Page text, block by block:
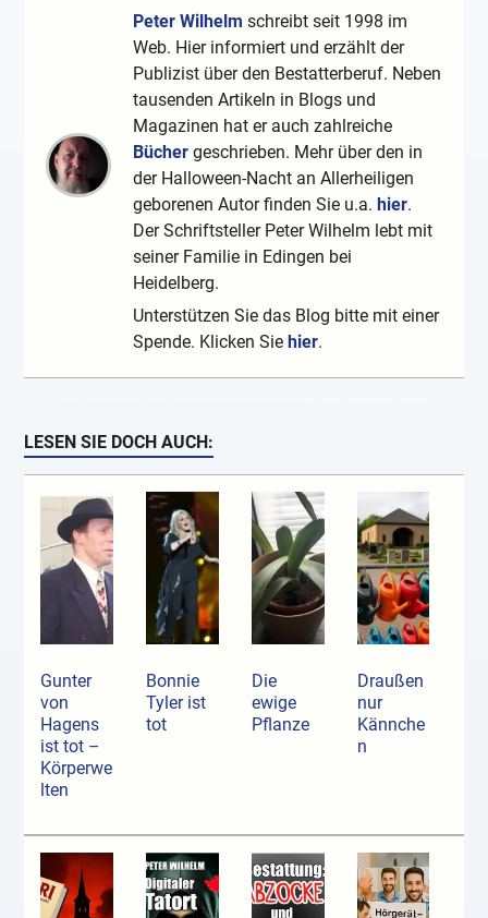
Peter Wilhelm schreibt seit 1998 im
Web. Hier informiert und erzählt der
Publizist über den Bestatterberuf. Neben
tausenden Artikeln in Blogs und
Magazinen hat er auch zahlreiche
Bücher geschrieben. Mehr über den in
der Halloween-Nacht an Allerheiligen
geborenen Autor finden Sie u.a. hier.
Der Schriftsteller Peter Wilhelm lebt mit
seiner Familie in Edingen bei
Heidelberg.
Unterstützen Sie das Blog bitte mit einer
Spende. Klicken Sie hier.
LESEN SIE DOCH AUCH:
Gunter
von
Hagens
ist tot –
Körperwe
lten
Bonnie
Tyler ist
tot
Die
ewige
Pflanze
Draußen
nur
Kännche
n